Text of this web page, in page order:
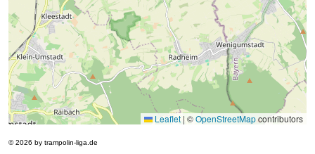
Leaflet | ©OpenStreetMapcontributors
© 2026 by trampolin-liga.de